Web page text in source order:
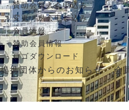
賛助会員入会申込み
変更・退会申し込み
会員情報
賛助会員情報
ロゴダウンロード
提携団体からのお知らせ 会